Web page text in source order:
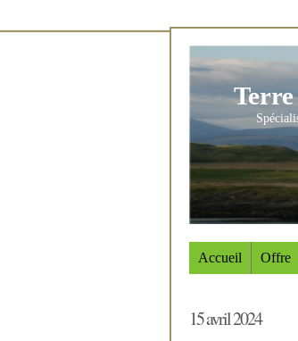
Accueil Offre
15 avril 2024